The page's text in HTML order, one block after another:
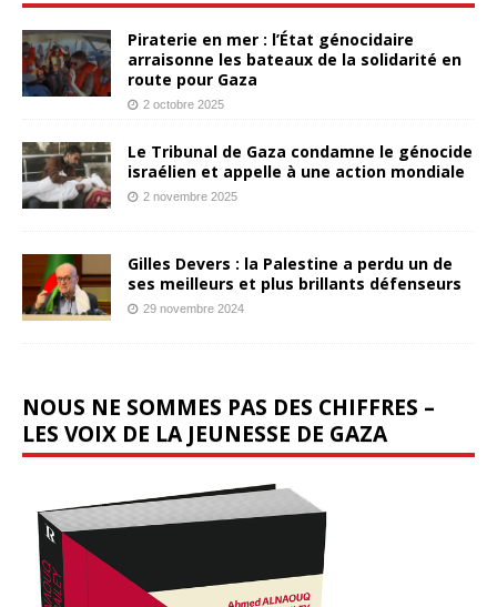
Piraterie en mer : l’État génocidaire
arraisonne les bateaux de la solidarité en
route pour Gaza
2 octobre 2025
Le Tribunal de Gaza condamne le génocide
israélien et appelle à une action mondiale
2 novembre 2025
Gilles Devers : la Palestine a perdu un de
ses meilleurs et plus brillants défenseurs
29 novembre 2024
NOUS NE SOMMES PAS DES CHIFFRES –
LES VOIX DE LA JEUNESSE DE GAZA